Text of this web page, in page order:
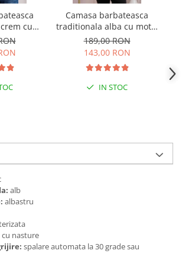
cu
albastru
Camasa barbateasca
traditionala alba cu motiv
geometric rosu Petru 07
189,00 RON
143,00 RON
IN STOC
alb
albastru
cu nasture
spalare automata la 30 grade sau